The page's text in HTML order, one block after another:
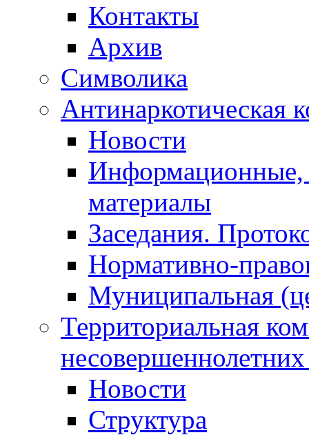
Контакты
Архив
Символика
Антинаркотическая
Новости
Информационные,
материалы
Заседания.
Нормативно-
Муниципальная
Территориальная
Новости
Структура